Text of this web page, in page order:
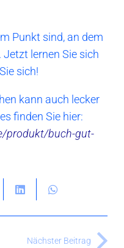
Punkt sind, an dem
lernen Sie sich
sich!
kann auch lecker
finden Sie hier:
produkt/buch-gut-
Nächster Beitrag